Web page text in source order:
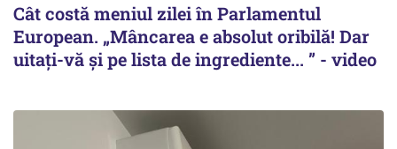
Cât costă meniul zilei în Parlamentul
European. „Mâncarea e absolut oribilă! Dar
uitați-vă și pe lista de ingrediente... ” - video